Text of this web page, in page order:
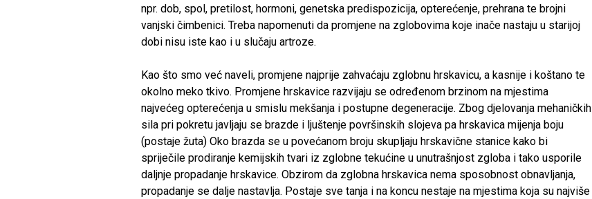
npr. dob, spol, pretilost, hormoni, genetska predispozicija, opterećenje, prehrana te brojni
vanjski čimbenici. Treba napomenuti da promjene na zglobovima koje inače nastaju u starijoj
dobi nisu iste kao i u slučaju artroze.
Kao što smo već naveli, promjene najprije zahvaćaju zglobnu hrskavicu, a kasnije i koštano te
okolno meko tkivo. Promjene hrskavice razvijaju se određenom brzinom na mjestima
najvećeg opterećenja u smislu mekšanja i postupne degeneracije. Zbog djelovanja mehaničkih
sila pri pokretu javljaju se brazde i ljuštenje površinskih slojeva pa hrskavica mijenja boju
(postaje žuta) Oko brazda se u povećanom broju skupljaju hrskavične stanice kako bi
spriječile prodiranje kemijskih tvari iz zglobne tekućine u unutrašnjost zgloba i tako usporile
daljnje propadanje hrskavice. Obzirom da zglobna hrskavica nema sposobnost obnavljanja,
propadanje se dalje nastavlja. Postaje sve tanja i na koncu nestaje na mjestima koja su najviše